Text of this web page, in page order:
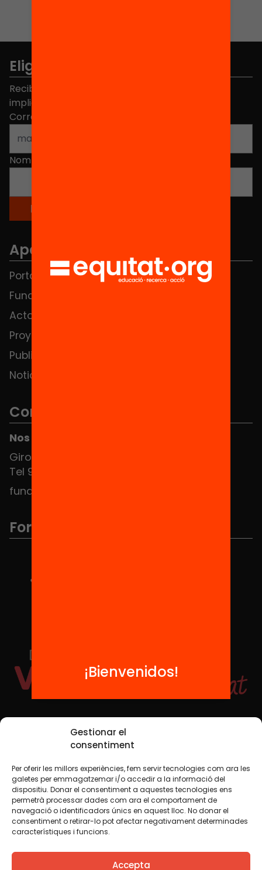
Gestionar el
consentiment
Per oferir les millors experiències, fem servir tecnologies com ara les
galetes per emmagatzemar i/o accedir a la informació del
dispositiu. Donar el consentiment a aquestes tecnologies ens
permetrà processar dades com ara el comportament de
navegació o identificadors únics en aquest lloc. No donar el
consentiment o retirar-lo pot afectar negativament determinades
característiques i funcions.
Accepta
Elige equidad
Recibe contenidos, iniciativas y proyectos para
implicarte.
Correo electrónico
Nombre
Apartados
Portada
Fundación
Actos
Proyectos
Publicaciones y vídeos
Noticias
FAQS
Contacto
Nos puedes encontrar en el HUB Social
Girona 34, interior 08010 Barcelona
Tel 934 588 700
fundacio@equitat.org
Formamos parte de...
Redes sociales
TWT YTB IG FB IN
Aviso legalPolítica de cookies
Creemos que el conocimiento debe compartirse. Por eso
utilizamos una licencia Creative Commons, salvo que en
¡Bienvenidos!